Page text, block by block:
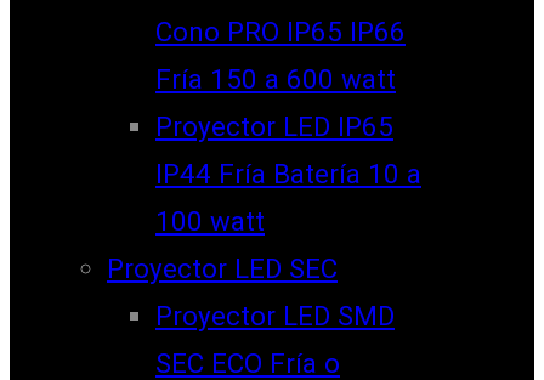
Cono PRO IP65 IP66
Fría 150 a 600 watt
Proyector LED IP65
IP44 Fría Batería 10 a
100 watt
Proyector LED SEC
Proyector LED SMD
SEC ECO Fría o